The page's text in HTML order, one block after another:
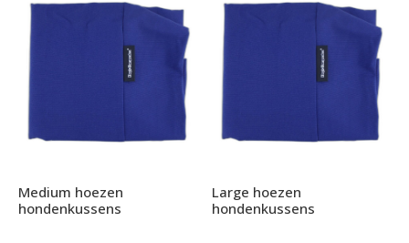
Medium hoezen
hondenkussens
Large hoezen
hondenkussens